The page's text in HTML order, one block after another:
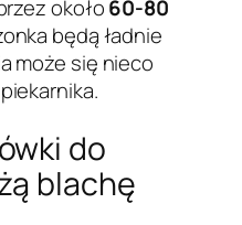
około60-80
będą ładnie
może się nieco
do
blachę